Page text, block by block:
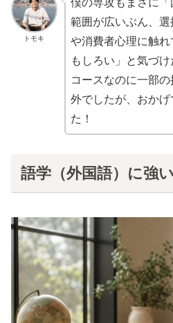
トモキ
範囲が広いぶん、
や消費者心理に触
もしろい」と気づ
コースなのに一部
外でしたが、おか
た！
語学（外国語）に強